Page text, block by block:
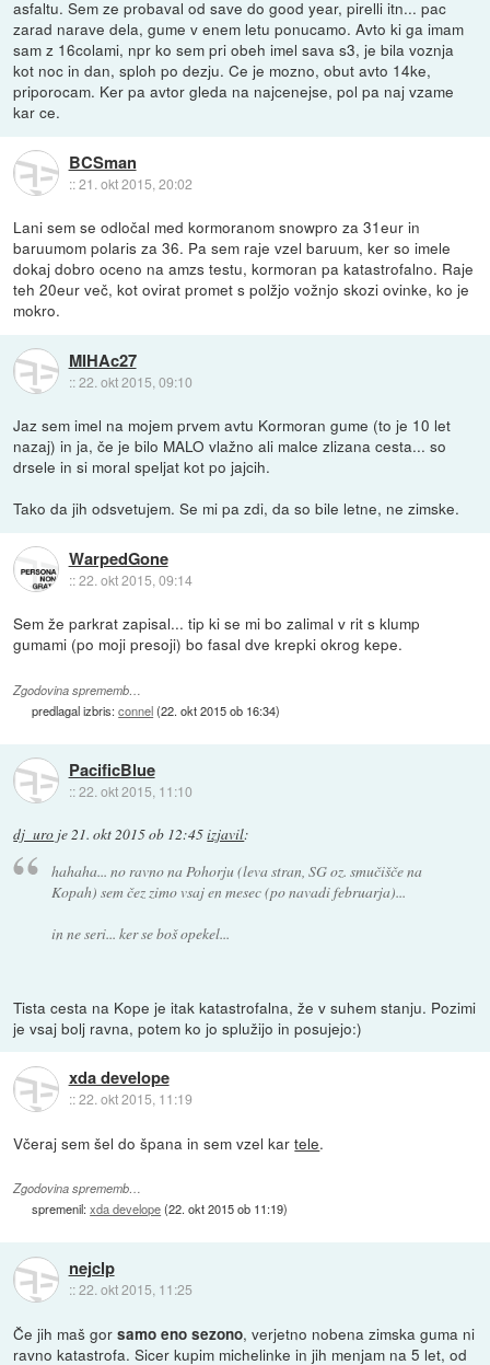
asfaltu. Sem ze probaval od save do good year, pirelli itn... pac
zarad narave dela, gume v enem letu ponucamo. Avto ki ga imam
sam z 16colami, npr ko sem pri obeh imel sava s3, je bila voznja
kot noc in dan, sploh po dezju. Ce je mozno, obut avto 14ke,
priporocam. Ker pa avtor gleda na najcenejse, pol pa naj vzame
kar ce.
BCSman
::21. okt 2015, 20:02
Lani sem se odločal med kormoranom snowpro za 31eur in
baruumom polaris za 36. Pa sem raje vzel baruum, ker so imele
dokaj dobro oceno na amzs testu, kormoran pa katastrofalno. Raje
teh 20eur več, kot ovirat promet s polžjo vožnjo skozi ovinke, ko je
mokro.
MIHAc27
::22. okt 2015, 09:10
Jaz sem imel na mojem prvem avtu Kormoran gume (to je 10 let
nazaj) in ja, če je bilo MALO vlažno ali malce zlizana cesta... so
drsele in si moral speljat kot po jajcih.
Tako da jih odsvetujem. Se mi pa zdi, da so bile letne, ne zimske.
WarpedGone
::22. okt 2015, 09:14
Sem že parkrat zapisal... tip ki se mi bo zalimal v rit s klump
gumami (po moji presoji) bo fasal dve krepki okrog kepe.
Zgodovina sprememb…
predlagal izbris:connel(22. okt 2015 ob 16:34)
PacificBlue
::22. okt 2015, 11:10
dj_uro je21. okt 2015 ob 12:45izjavil:
hahaha... no ravno na Pohorju (leva stran, SG oz. smučišče na
Kopah) sem čez zimo vsaj en mesec (po navadi februarja)...
in ne seri... ker se boš opekel...
Tista cesta na Kope je itak katastrofalna, že v suhem stanju. Pozimi
je vsaj bolj ravna, potem ko jo splužijo in posujejo:)
xda develope
::22. okt 2015, 11:19
Včeraj sem šel do špana in sem vzel kartele.
Zgodovina sprememb…
spremenil:xda develope(22. okt 2015 ob 11:19)
nejclp
::22. okt 2015, 11:25
Če jih maš gorsamo eno sezono, verjetno nobena zimska guma ni
ravno katastrofa. Sicer kupim michelinke in jih menjam na 5 let, od